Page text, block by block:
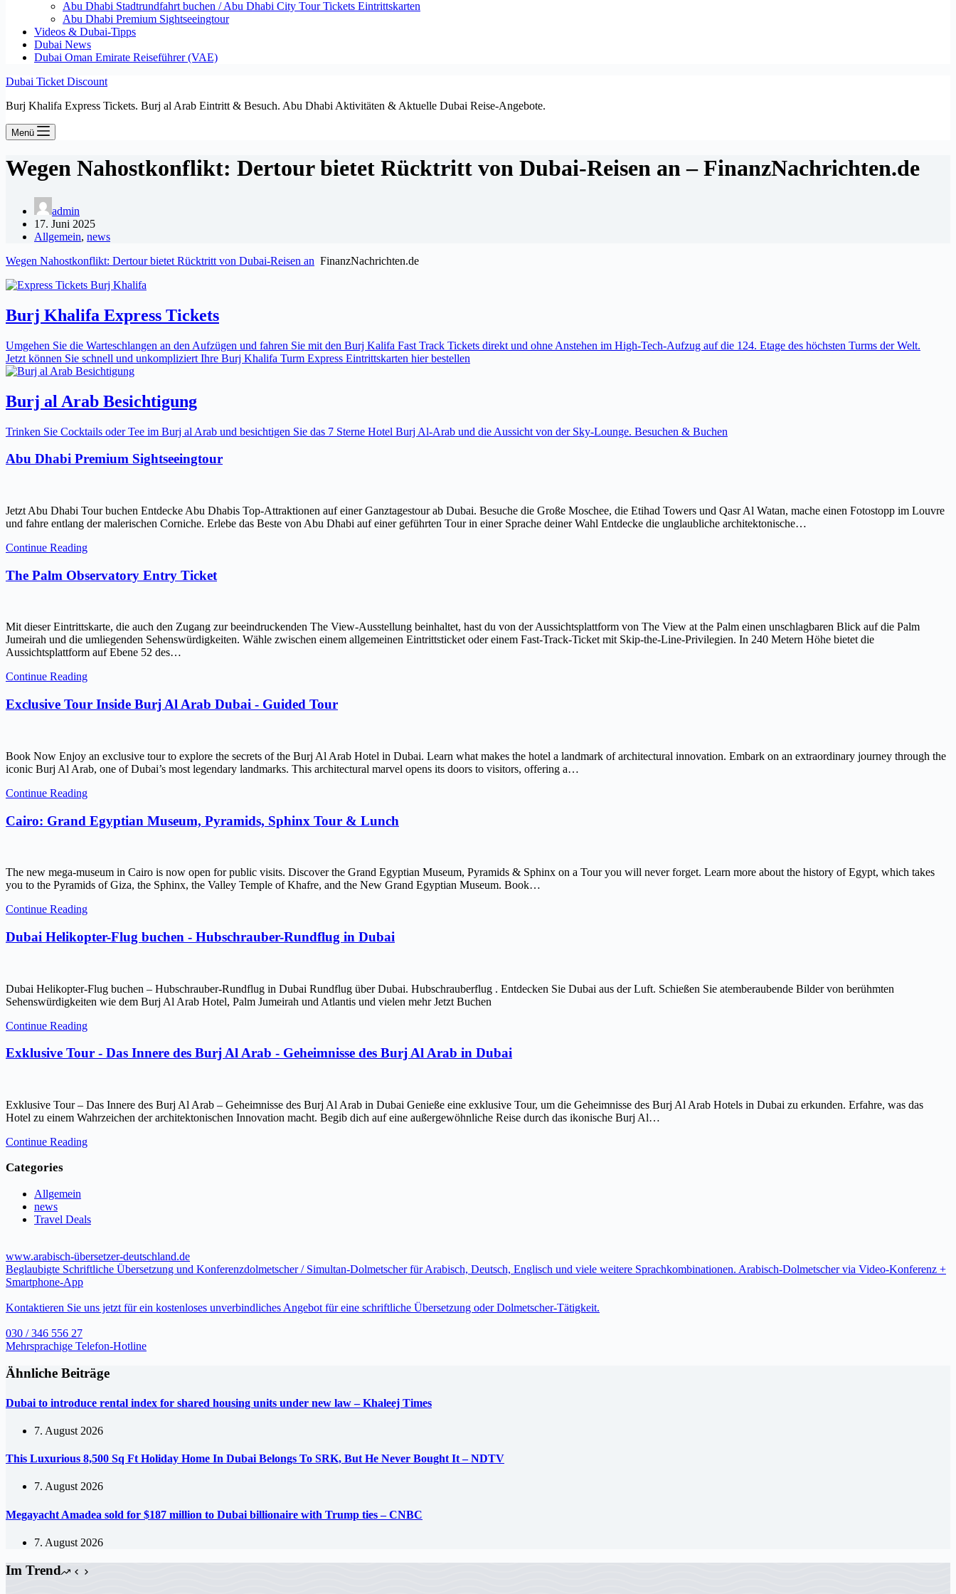
Abu Dhabi Stadtrundfahrt buchen / Abu Dhabi City Tour Tickets Eintrittskarten
Abu Dhabi Premium Sightseeingtour
Videos & Dubai-Tipps
Dubai News
Dubai Oman Emirate Reiseführer (VAE)
Dubai Ticket Discount
Burj Khalifa Express Tickets. Burj al Arab Eintritt & Besuch. Abu Dhabi Aktivitäten & Aktuelle Dubai Reise-Angebote.
Menü
Wegen Nahostkonflikt: Dertour bietet Rücktritt von Dubai-Reisen an – FinanzNachrichten.de
admin
17. Juni 2025
Allgemein, news
Wegen Nahostkonflikt: Dertour bietet Rücktritt von Dubai-Reisen an FinanzNachrichten.de
Burj Khalifa Express Tickets
Umgehen Sie die Warteschlangen an den Aufzügen und fahren Sie mit den Burj Kalifa Fast Track Tickets direkt und ohne Anstehen im High-Tech-Aufzug auf die 124. Etage des höchsten Turms der Welt.
Jetzt können Sie schnell und unkompliziert Ihre Burj Khalifa Turm Express Eintrittskarten hier bestellen
Burj al Arab Besichtigung
Trinken Sie Cocktails oder Tee im Burj al Arab und besichtigen Sie das 7 Sterne Hotel Burj Al-Arab und die Aussicht von der Sky-Lounge. Besuchen & Buchen
Abu Dhabi Premium Sightseeingtour
Jetzt Abu Dhabi Tour buchen Entdecke Abu Dhabis Top-Attraktionen auf einer Ganztagestour ab Dubai. Besuche die Große Moschee, die Etihad Towers und Qasr Al Watan, mache einen Fotostopp im Louvre
und fahre entlang der malerischen Corniche. Erlebe das Beste von Abu Dhabi auf einer geführten Tour in einer Sprache deiner Wahl Entdecke die unglaubliche architektonische…
Continue Reading
The Palm Observatory Entry Ticket
Mit dieser Eintrittskarte, die auch den Zugang zur beeindruckenden The View-Ausstellung beinhaltet, hast du von der Aussichtsplattform von The View at the Palm einen unschlagbaren Blick auf die Palm
Jumeirah und die umliegenden Sehenswürdigkeiten. Wähle zwischen einem allgemeinen Eintrittsticket oder einem Fast-Track-Ticket mit Skip-the-Line-Privilegien. In 240 Metern Höhe bietet die
Aussichtsplattform auf Ebene 52 des…
Continue Reading
Exclusive Tour Inside Burj Al Arab Dubai - Guided Tour
Book Now Enjoy an exclusive tour to explore the secrets of the Burj Al Arab Hotel in Dubai. Learn what makes the hotel a landmark of architectural innovation. Embark on an extraordinary journey through the
iconic Burj Al Arab, one of Dubai’s most legendary landmarks. This architectural marvel opens its doors to visitors, offering a…
Continue Reading
Cairo: Grand Egyptian Museum, Pyramids, Sphinx Tour & Lunch
The new mega-museum in Cairo is now open for public visits. Discover the Grand Egyptian Museum, Pyramids & Sphinx on a Tour you will never forget. Learn more about the history of Egypt, which takes
you to the Pyramids of Giza, the Sphinx, the Valley Temple of Khafre, and the New Grand Egyptian Museum. Book…
Continue Reading
Dubai Helikopter-Flug buchen - Hubschrauber-Rundflug in Dubai
Dubai Helikopter-Flug buchen – Hubschrauber-Rundflug in Dubai Rundflug über Dubai. Hubschrauberflug . Entdecken Sie Dubai aus der Luft. Schießen Sie atemberaubende Bilder von berühmten
Sehenswürdigkeiten wie dem Burj Al Arab Hotel, Palm Jumeirah und Atlantis und vielen mehr Jetzt Buchen
Continue Reading
Exklusive Tour - Das Innere des Burj Al Arab - Geheimnisse des Burj Al Arab in Dubai
Exklusive Tour – Das Innere des Burj Al Arab – Geheimnisse des Burj Al Arab in Dubai Genieße eine exklusive Tour, um die Geheimnisse des Burj Al Arab Hotels in Dubai zu erkunden. Erfahre, was das
Hotel zu einem Wahrzeichen der architektonischen Innovation macht. Begib dich auf eine außergewöhnliche Reise durch das ikonische Burj Al…
Continue Reading
Categories
Allgemein
news
Travel Deals
www.arabisch-übersetzer-deutschland.de
Beglaubigte Schriftliche Übersetzung und Konferenzdolmetscher / Simultan-Dolmetscher für Arabisch, Deutsch, Englisch und viele weitere Sprachkombinationen. Arabisch-Dolmetscher via Video-Konferenz +
Smartphone-App
Kontaktieren Sie uns jetzt für ein kostenloses unverbindliches Angebot für eine schriftliche Übersetzung oder Dolmetscher-Tätigkeit.
030 / 346 556 27
Mehrsprachige Telefon-Hotline
Ähnliche Beiträge
Dubai to introduce rental index for shared housing units under new law – Khaleej Times
7. August 2026
This Luxurious 8,500 Sq Ft Holiday Home In Dubai Belongs To SRK, But He Never Bought It – NDTV
7. August 2026
Megayacht Amadea sold for $187 million to Dubai billionaire with Trump ties – CNBC
7. August 2026
Im Trend